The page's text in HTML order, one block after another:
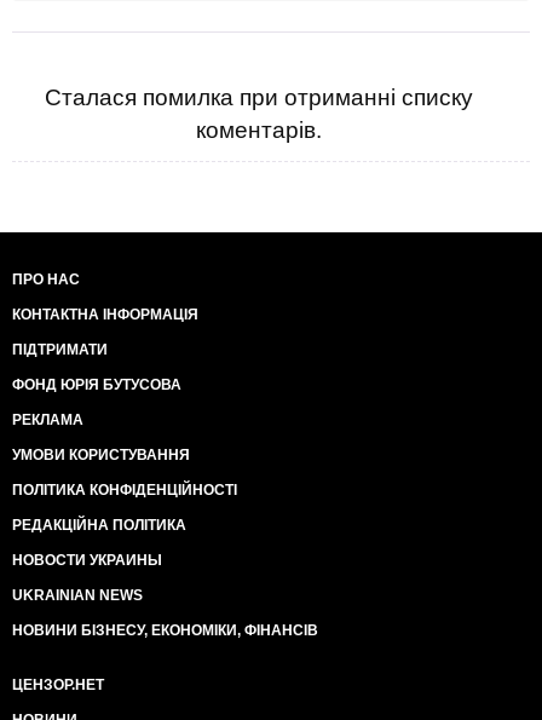
Сталася помилка при отриманні списку
коментарів.
ПРО НАС
КОНТАКТНА ІНФОРМАЦІЯ
ПІДТРИМАТИ
ФОНД ЮРІЯ БУТУСОВА
РЕКЛАМА
УМОВИ КОРИСТУВАННЯ
ПОЛІТИКА КОНФІДЕНЦІЙНОСТІ
РЕДАКЦІЙНА ПОЛІТИКА
НОВОСТИ УКРАИНЫ
UKRAINIAN NEWS
НОВИНИ БІЗНЕСУ, ЕКОНОМІКИ, ФІНАНСІВ
ЦЕНЗОР.НЕТ